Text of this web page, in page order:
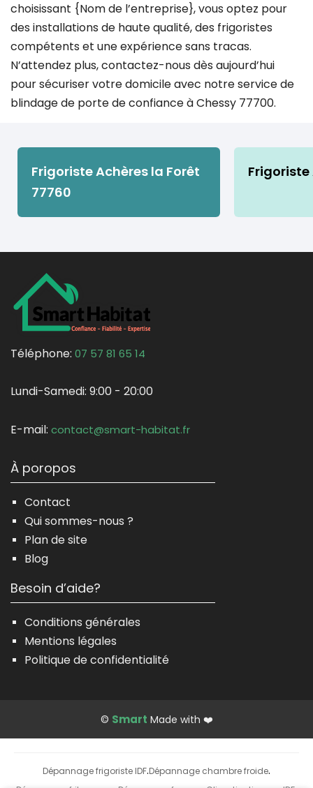
choisissant {Nom de l’entreprise}, vous optez pour
des installations de haute qualité, des frigoristes
compétents et une expérience sans tracas.
N’attendez plus, contactez-nous dès aujourd’hui
pour sécuriser votre domicile avec notre service de
blindage de porte de confiance à Chessy 77700.
Frigoriste Achères la Forêt
77760
Frigoriste
Téléphone: 07 57 81 65 14
Lundi-Samedi: 9:00 - 20:00
E-mail: contact@smart-habitat.fr
À poropos
Contact
Qui sommes-nous ?
Plan de site
Blog
Besoin d’aide?
Conditions générales
Mentions légales
Politique de confidentialité
© Smart Made with ❤️
Dépannage frigoriste IDF·Dépannage chambre froide·